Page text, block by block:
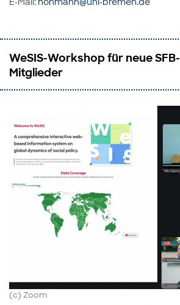
WeSIS-Workshop für neue SFB-
Mitglieder
(c) Zoom